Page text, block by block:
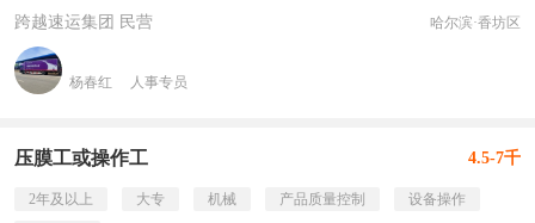
跨越速运集团 民营 哈尔滨·香坊区
杨春红 人事专员
压膜工或操作工 4.5-7千
2年及以上 大专 机械 产品质量控制
设备操作